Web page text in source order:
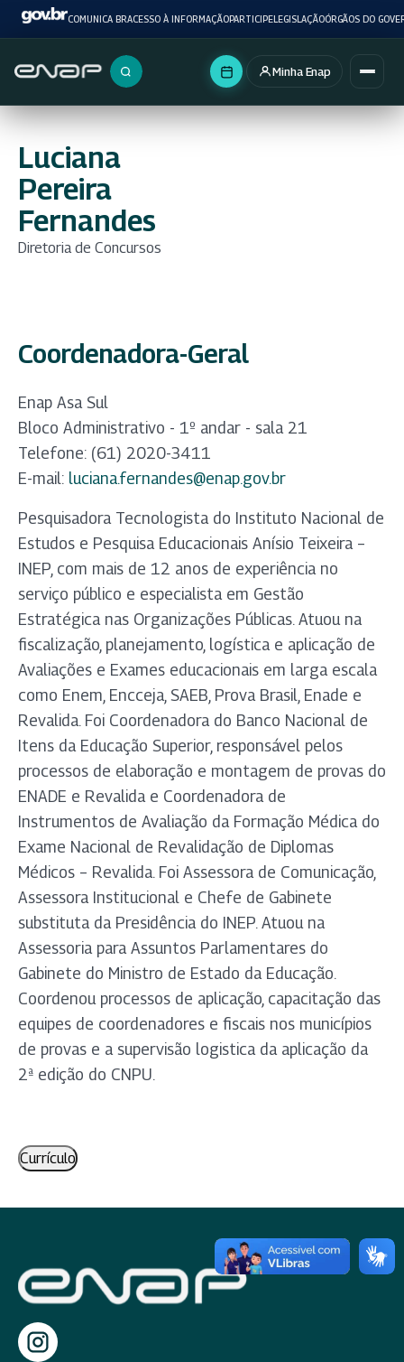
COMUNICA BRACESSO À INFORMAÇÃOPARTICIPELEGISLAÇÃOÓRGÃOS DO
Buscar no portal
Minha Enap
Luciana
Pereira
Fernandes
Diretoria de Concursos
Coordenadora-Geral
Enap Asa Sul
Bloco Administrativo - 1º andar - sala 21
Telefone: (61) 2020-3411
E-mail: luciana.fernandes@enap.gov.br
Pesquisadora Tecnologista do Instituto Nacional de
Estudos e Pesquisa Educacionais Anísio Teixeira –
INEP, com mais de 12 anos de experiência no
serviço público e especialista em Gestão
Estratégica nas Organizações Públicas. Atuou na
fiscalização, planejamento, logística e aplicação de
Avaliações e Exames educacionais em larga escala
como Enem, Encceja, SAEB, Prova Brasil, Enade e
Revalida. Foi Coordenadora do Banco Nacional de
Itens da Educação Superior, responsável pelos
processos de elaboração e montagem de provas do
ENADE e Revalida e Coordenadora de
Instrumentos de Avaliação da Formação Médica do
Exame Nacional de Revalidação de Diplomas
Médicos – Revalida. Foi Assessora de Comunicação,
Assessora Institucional e Chefe de Gabinete
substituta da Presidência do INEP. Atuou na
Assessoria para Assuntos Parlamentares do
Gabinete do Ministro de Estado da Educação.
Coordenou processos de aplicação, capacitação das
equipes de coordenadores e fiscais nos municípios
de provas e a supervisão logistica da aplicação da
2ª edição do CNPU.
Currículo